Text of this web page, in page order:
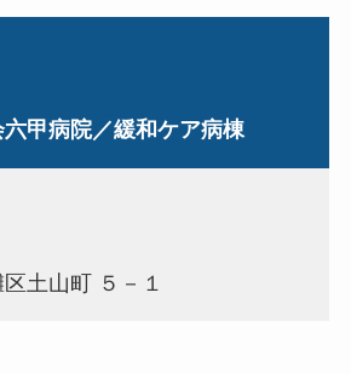
甲病院／緩和ケア病棟
土山町 ５－１